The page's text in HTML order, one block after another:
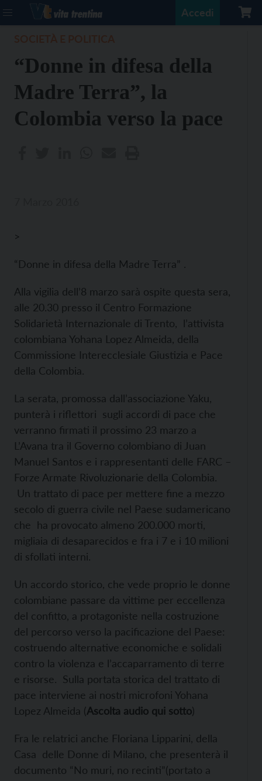
Accedi
“Donne in difesa della
Madre Terra”, la
Colombia verso la pace
>
“Donne in difesa della Madre Terra” .
Alla vigilia dell’8 marzo sarà ospite questa sera,
alle 20.30 presso il Centro Formazione
Solidarietà Internazionale di Trento, l’attivista
colombiana Yohana Lopez Almeida, della
Commissione Interecclesiale Giustizia e Pace
della Colombia.
La serata, promossa dall’associazione Yaku,
punterà i riflettori sugli accordi di pace che
verranno firmati il prossimo 23 marzo a
L’Avana tra il Governo colombiano di Juan
Manuel Santos e i rappresentanti delle FARC –
Forze Armate Rivoluzionarie della Colombia.
Un trattato di pace per mettere fine a mezzo
secolo di guerra civile nel Paese sudamericano
che ha provocato almeno 200.000 morti,
migliaia di desaparecidos e fra i 7 e i 10 milioni
di sfollati interni.
Un accordo storico, che vede proprio le donne
colombiane passare da vittime per eccellenza
del confitto, a protagoniste nella costruzione
del percorso verso la pacificazione del Paese:
costruendo alternative economiche e solidali
contro la violenza e l’accaparramento di terre
e risorse. Sulla portata storica del trattato di
pace interviene ai nostri microfoni Yohana
Lopez Almeida (Ascolta audio qui sotto)
Fra le relatrici anche Floriana Lipparini, della
Casa delle Donne di Milano, che presenterà il
documento “No muri, no recinti”(portato a